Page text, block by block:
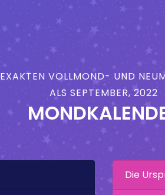
VOLLMOND- UND
ALS SEPTEMBER, 2022
Die